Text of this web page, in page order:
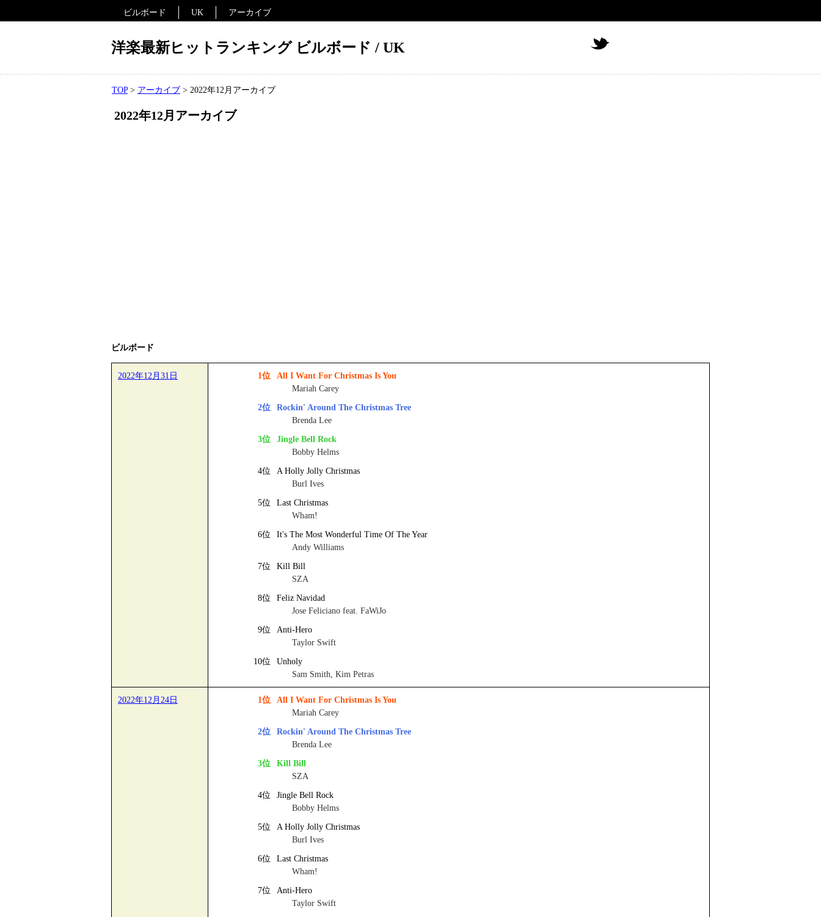
ビルボード UK アーカイブ
洋楽最新ヒットランキング ビルボード / UK
TOP アーカイブ 2022年12月アーカイブ
2022年12月アーカイブ
ビルボード
2022年12月31日 1位
All I Want For Christmas Is You
Mariah Carey
2位
Rockin' Around The Christmas Tree
Brenda Lee
3位
Jingle Bell Rock
Bobby Helms
4位
A Holly Jolly Christmas
Burl Ives
5位
Last Christmas
Wham!
6位
It's The Most Wonderful Time Of The Year
Andy Williams
7位
Kill Bill
SZA
8位
Feliz Navidad
Jose Feliciano feat. FaWiJo
9位
Anti-Hero
Taylor Swift
10位
Unholy
Sam Smith, Kim Petras
2022年12月24日 1位
All I Want For Christmas Is You
Mariah Carey
2位
Rockin' Around The Christmas Tree
Brenda Lee
3位
Kill Bill
SZA
4位
Jingle Bell Rock
Bobby Helms
5位
A Holly Jolly Christmas
Burl Ives
6位
Last Christmas
Wham!
7位
Anti-Hero
Taylor Swift